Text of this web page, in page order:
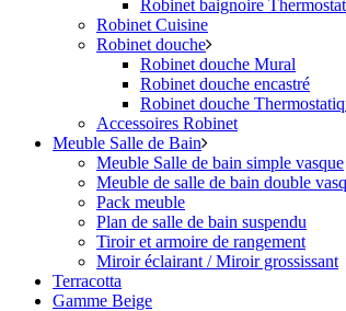
Robinet baignoire
Robinet Cuisine
Robinet douche
Robinet douche Mural
Robinet douche encastré
Robinet douche
Accessoires Robinet
Meuble Salle de Bain
Meuble Salle de bain simple vasque
Meuble de salle de bain double
Pack meuble
Plan de salle de bain suspendu
Tiroir et armoire de rangement
Miroir éclairant / Miroir grossissant
Terracotta
Gamme Beige